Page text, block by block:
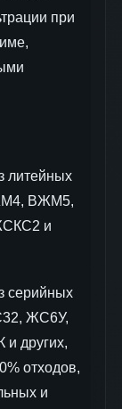
при
литейных
ВЖМ5,
и
серийных
ЖС6У,
других,
отходов,
и